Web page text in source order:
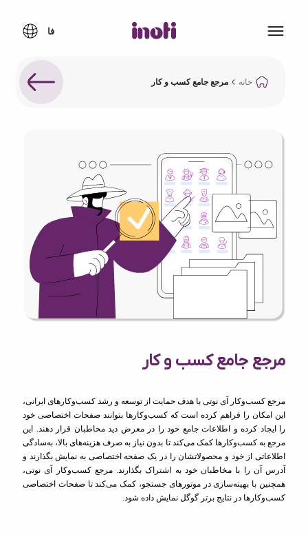
خانه مرجع جامع کسب و کار
مرجع جامع کسب و کار
مرجع کسب‌وکار آی نوتی با هدف حمایت از توسعه و رشد کسب‌وکارهای ایرانی،
این امکان را فراهم کرده است که کسب‌وکارها بتوانند صفحات اختصاصی خود
را ایجاد کرده و اطلاعات جامع خود را در معرض دید مخاطبان قرار دهند. این
مرجع به کسب‌وکارها کمک می‌کند تا بدون نیاز به صرف هزینه‌های بالا، به‌سادگی
اطلاعاتی از خود و محصولاتشان را در یک صفحه اختصاصی به نمایش بگذارند و
آدرس آن را با مخاطبان خود به اشتراک بگذارند. مرجع کسب‌وکار آی نوتی،
همچنین با بهینه‌سازی در موتورهای جستجو، کمک می‌کند تا صفحات اختصاصی
کسب‌وکارها در نتایج برتر گوگل نمایش داده شود.